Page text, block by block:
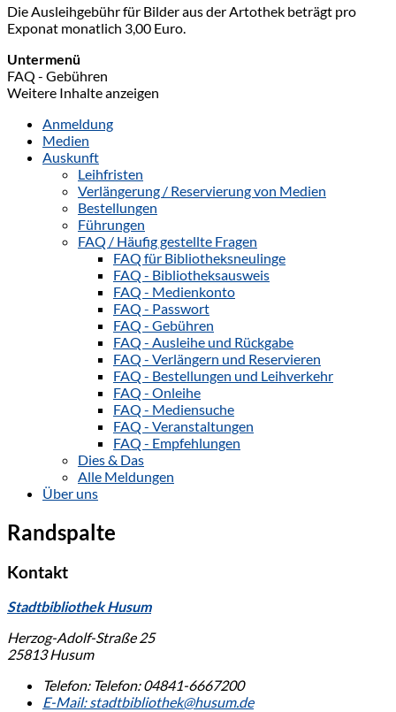
Die Ausleihgebühr für Bilder aus der Artothek beträgt pro
Exponat monatlich 3,00 Euro.
Untermenü
FAQ - Gebühren
Weitere Inhalte anzeigen
Anmeldung
Medien
Auskunft
Leihfristen
Verlängerung / Reservierung von Medien
Bestellungen
Führungen
FAQ / Häufig gestellte Fragen
FAQ für Bibliotheksneulinge
FAQ - Bibliotheksausweis
FAQ - Medienkonto
FAQ - Passwort
FAQ - Gebühren
FAQ - Ausleihe und Rückgabe
FAQ - Verlängern und Reservieren
FAQ - Bestellungen und Leihverkehr
FAQ - Onleihe
FAQ - Mediensuche
FAQ - Veranstaltungen
FAQ - Empfehlungen
Dies & Das
Alle Meldungen
Über uns
Randspalte
Kontakt
Stadtbibliothek Husum
Herzog-Adolf-Straße 25
25813 Husum
Telefon: Telefon:04841-6667200
E-Mail:stadtbibliothek@husum.de